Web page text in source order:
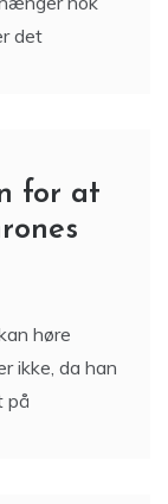
det
for at
høre
ikke, da han
på